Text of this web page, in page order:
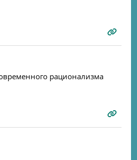
рационализма